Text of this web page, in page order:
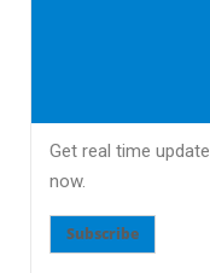
Get real time
now.
Subscribe